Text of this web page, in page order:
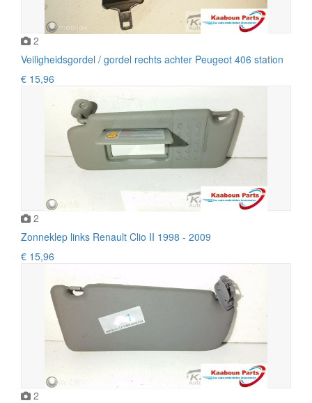
2
Veiligheidsgordel / gordel rechts achter Peugeot 406 station
€ 15,96
2
Zonneklep links Renault Clio II 1998 - 2009
€ 15,96
2